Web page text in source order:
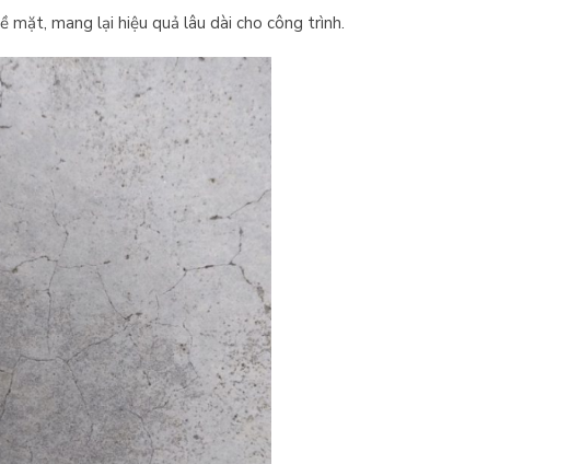
mang lại hiệu quả lâu dài cho công trình.